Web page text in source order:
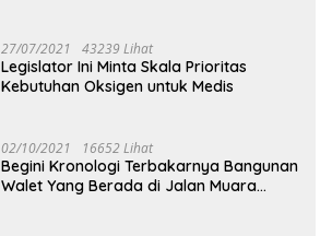
27/07/2021 43239 Lihat
Legislator Ini Minta Skala Prioritas
Kebutuhan Oksigen untuk Medis
02/10/2021 16652 Lihat
Begini Kronologi Terbakarnya Bangunan
Walet Yang Berada di Jalan Muara